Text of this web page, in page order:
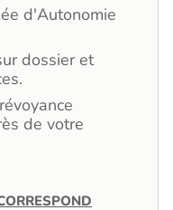
d'Autonomie
dossier et
de votre